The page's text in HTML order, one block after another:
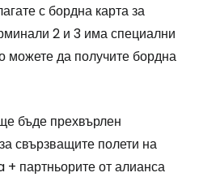
с бордна карта за
2 и 3 има специални
можете да получите бордна
бъде прехвърлен
свързващите полети на
партньорите от алианса